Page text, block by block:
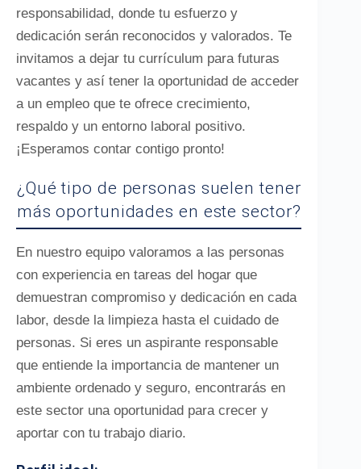
responsabilidad, donde tu esfuerzo y
dedicación serán reconocidos y valorados. Te
invitamos a dejar tu currículum para futuras
vacantes y así tener la oportunidad de acceder
a un empleo que te ofrece crecimiento,
respaldo y un entorno laboral positivo.
¡Esperamos contar contigo pronto!
¿Qué tipo de personas suelen tener
más oportunidades en este sector?
En nuestro equipo valoramos a las personas
con experiencia en tareas del hogar que
demuestran compromiso y dedicación en cada
labor, desde la limpieza hasta el cuidado de
personas. Si eres un aspirante responsable
que entiende la importancia de mantener un
ambiente ordenado y seguro, encontrarás en
este sector una oportunidad para crecer y
aportar con tu trabajo diario.